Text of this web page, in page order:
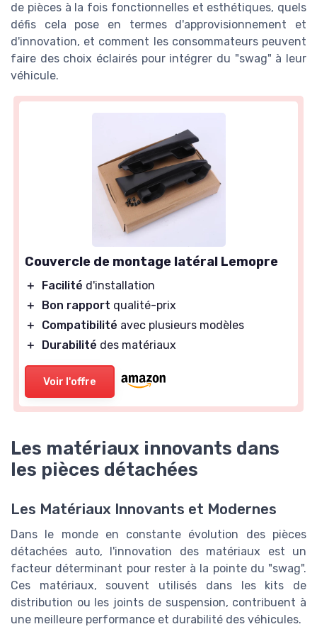
de pièces à la fois fonctionnelles et esthétiques, quels
défis cela pose en termes d'approvisionnement et
d'innovation, et comment les consommateurs peuvent
faire des choix éclairés pour intégrer du "swag" à leur
véhicule.
Couvercle de montage latéral Lemopre
＋ Facilité d'installation
＋
Bon rapport qualité-prix
＋
Compatibilité avec plusieurs modèles
＋
Durabilité des matériaux
Voir l'offre
Les matériaux innovants dans
les pièces détachées
Les Matériaux Innovants et Modernes
Dans le monde en constante évolution des pièces
détachées auto, l'innovation des matériaux est un
facteur déterminant pour rester à la pointe du "swag".
Ces matériaux, souvent utilisés dans les kits de
distribution ou les joints de suspension, contribuent à
une meilleure performance et durabilité des véhicules.